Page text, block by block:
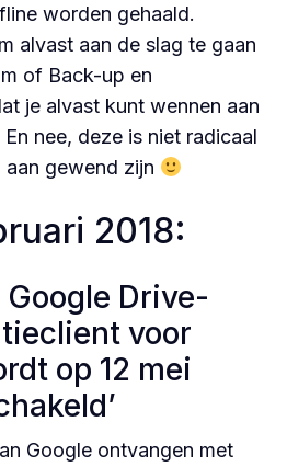
worden gehaald.
alvast aan de slag te gaan
of Back-up en
je alvast kunt wennen aan
nee, deze is niet radicaal
gewend zijn
2018:
Google Drive-
voor
op 12 mei
Google ontvangen met